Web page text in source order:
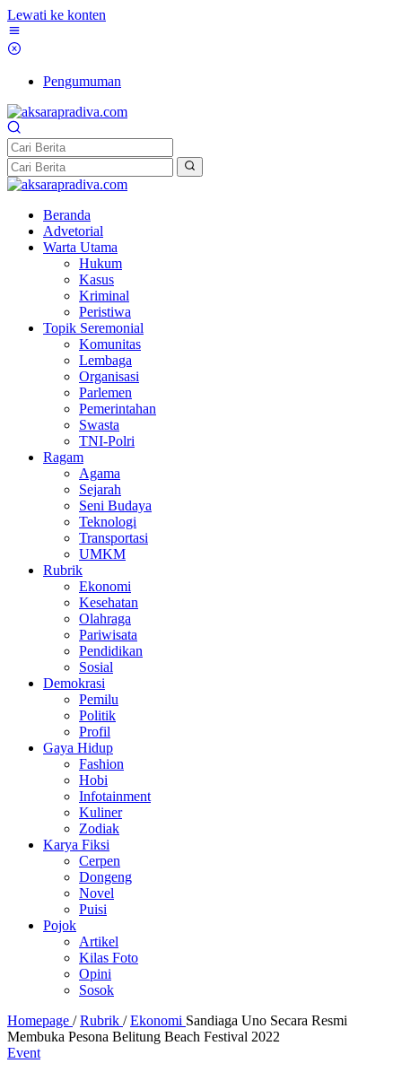
Lewati ke konten
Pengumuman
Beranda
Advetorial
Warta Utama
Hukum
Kasus
Kriminal
Peristiwa
Topik Seremonial
Komunitas
Lembaga
Organisasi
Parlemen
Pemerintahan
Swasta
TNI-Polri
Ragam
Agama
Sejarah
Seni Budaya
Teknologi
Transportasi
UMKM
Rubrik
Ekonomi
Kesehatan
Olahraga
Pariwisata
Pendidikan
Sosial
Demokrasi
Pemilu
Politik
Profil
Gaya Hidup
Fashion
Hobi
Infotainment
Kuliner
Zodiak
Karya Fiksi
Cerpen
Dongeng
Novel
Puisi
Pojok
Artikel
Kilas Foto
Opini
Sosok
Homepage / Rubrik / Ekonomi Sandiaga Uno Secara Resmi
Membuka Pesona Belitung Beach Festival 2022
Event